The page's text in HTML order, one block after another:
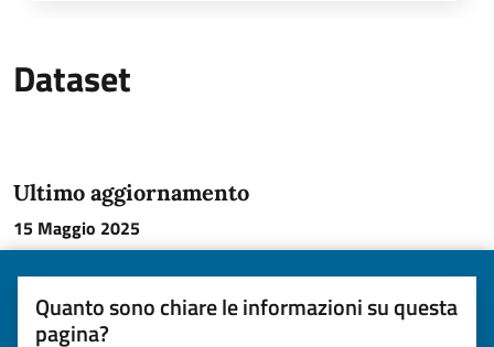
Dataset
Ultimo aggiornamento
15 Maggio 2025
Quanto sono chiare le informazioni su questa
pagina?